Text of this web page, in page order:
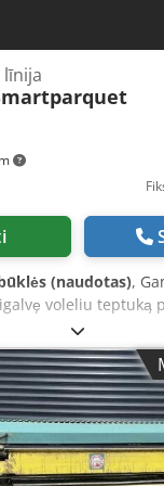
līnija
(naudotas),
voleliu teptuką
metu, modelis
300“. Pagaminimo
voleliu teptukas
pagrindo Dažų
vakuuminis
+ 1 vnt. naujas
Bendras ilgis: